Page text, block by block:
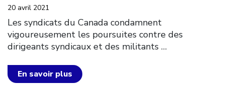
20 avril 2021
Les syndicats du Canada condamnent
vigoureusement les poursuites contre des
dirigeants syndicaux et des militants …
En savoir plus